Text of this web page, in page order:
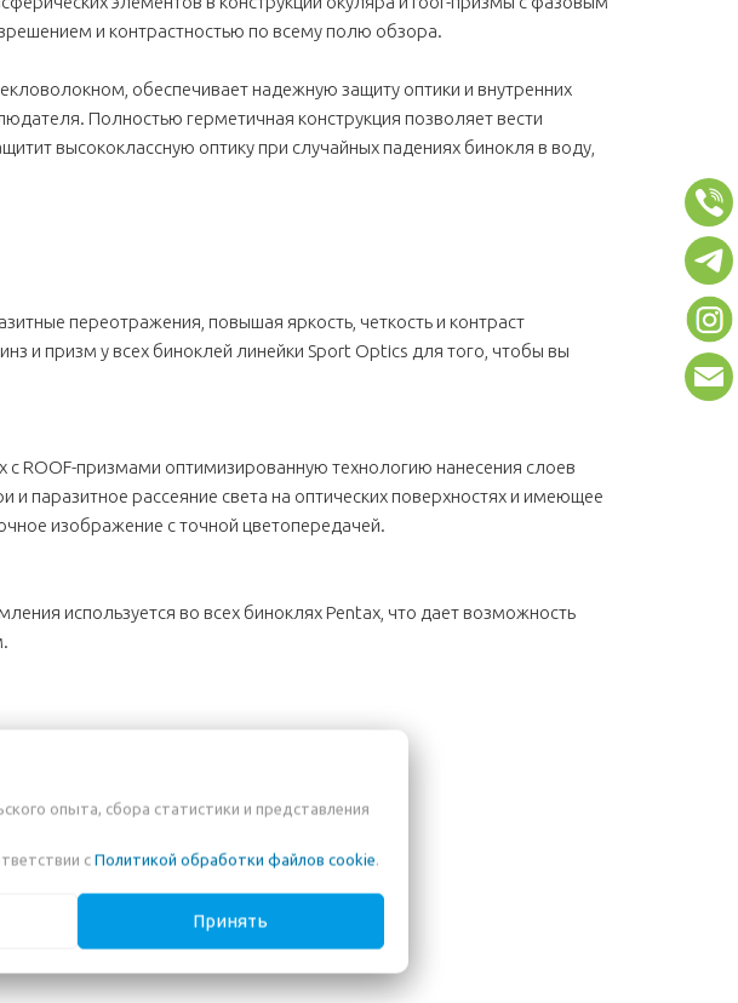
и контрастностью по всему полю обзора.
обеспечивает надежную защиту оптики и внутренних
Полностью герметичная конструкция позволяет вести
высококлассную оптику при случайных падениях бинокля в воду,
переотражения, повышая яркость, четкость и контраст
и призм у всех биноклей линейки Sport Optics для того, чтобы вы
ROOF-призмами оптимизированную технологию нанесения слоев
рассеяние света на оптических поверхностях и имеющее
изображение с точной цветопередачей.
используется во всех биноклях Pentax, что дает возможность
опыта, сбора статистики и представления
с Политикой обработки файлов cookie.
Принять